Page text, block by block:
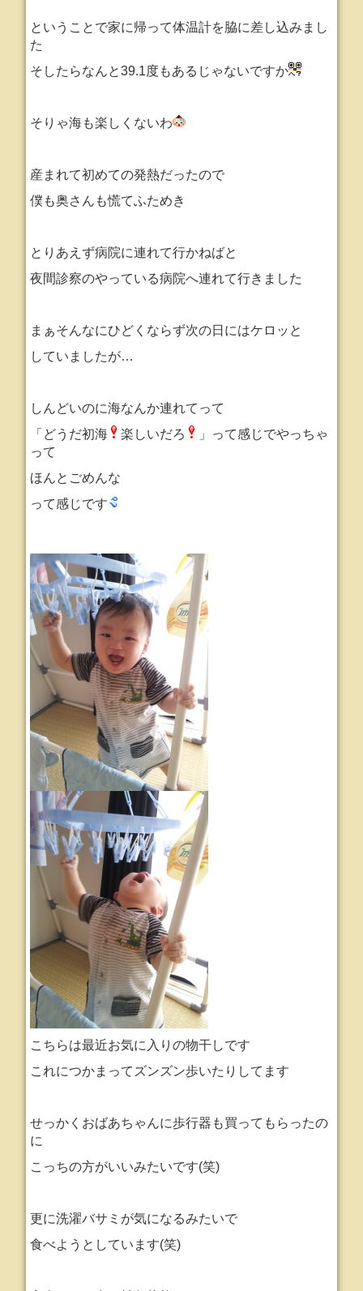
ということで家に帰って体温計を脇に差し込みまし
た
そしたらなんと39.1度もあるじゃないですか
そりゃ海も楽しくないわ
産まれて初めての発熱だったので
僕も奥さんも慌てふためき
とりあえず病院に連れて行かねばと
夜間診察のやっている病院へ連れて行きました
まぁそんなにひどくならず次の日にはケロッと
していましたが…
しんどいのに海なんか連れてって
「どうだ初海
楽しいだろ 」って感じでやっちゃ
って
ほんとごめんな
って感じです
こちらは最近お気に入りの物干しです
これにつかまってズンズン歩いたりしてます
せっかくおばあちゃんに歩行器も買ってもらったの
に
こっちの方がいいみたいです(笑)
更に洗濯バサミが気になるみたいで
食べようとしています(笑)